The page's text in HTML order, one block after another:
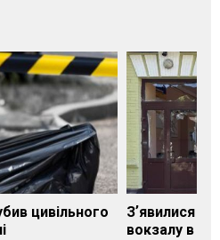
цивільного
Зʼявилися
вокзалу в